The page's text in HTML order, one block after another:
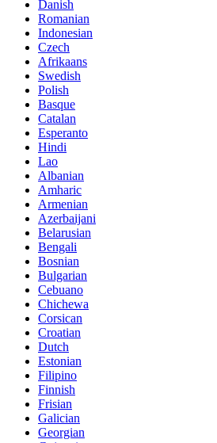
Danish
Romanian
Indonesian
Czech
Afrikaans
Swedish
Polish
Basque
Catalan
Esperanto
Hindi
Lao
Albanian
Amharic
Armenian
Azerbaijani
Belarusian
Bengali
Bosnian
Bulgarian
Cebuano
Chichewa
Corsican
Croatian
Dutch
Estonian
Filipino
Finnish
Frisian
Galician
Georgian